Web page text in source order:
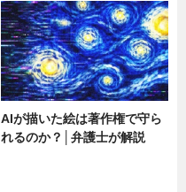
AIが描いた絵は著作権で守ら
れるのか？│弁護士が解説